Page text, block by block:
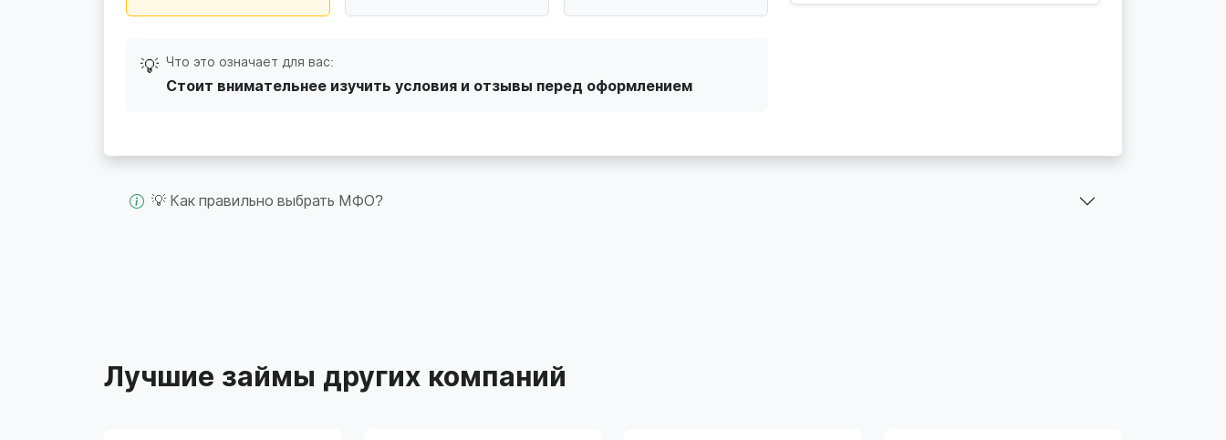
💡 Что это означает для вас:
Стоит внимательнее изучить условия и отзывы перед оформлением
💡 Как правильно выбрать МФО?
Лучшие займы других компаний